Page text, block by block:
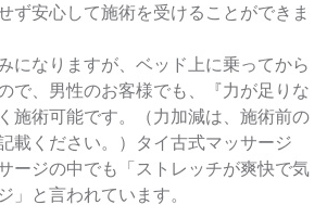
ず安心して施術を受けることができま
になりますが、ベッド上に乗ってから
で、男性のお客様でも、『力が足りな
施術可能です。（力加減は、施術前の
載ください。）タイ古式マッサージ
ージの中でも「ストレッチが爽快で気
」と言われています。